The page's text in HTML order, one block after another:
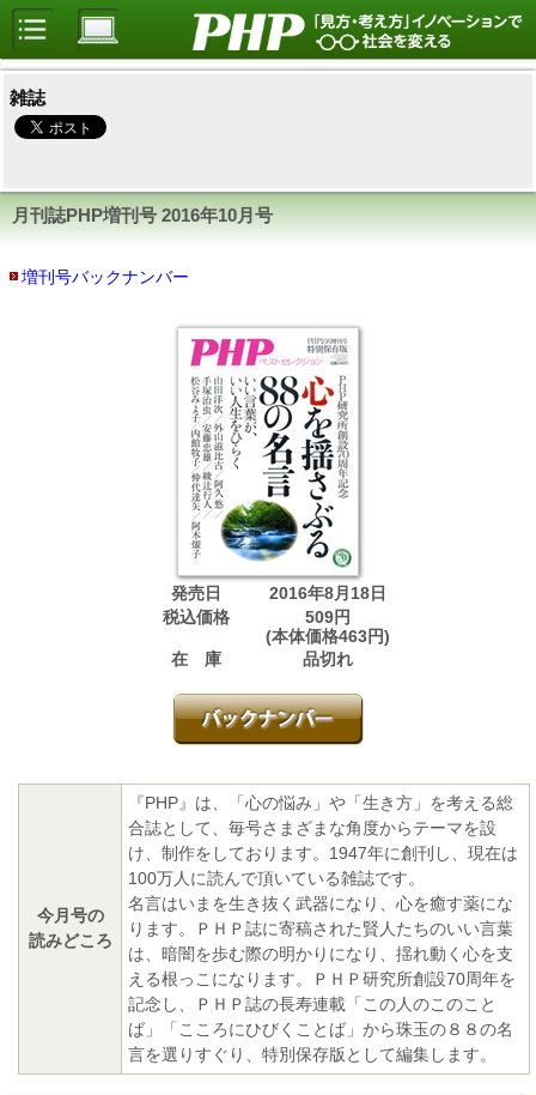
雑誌
月刊誌PHP増刊号 2016年10月号
増刊号バックナンバー
発売日
2016年8月18日
税込価格
509円
(本体価格463円)
在 庫
品切れ
今月号の
読みどころ
『PHP』は、「心の悩み」や「生き方」を考える総
合誌として、毎号さまざまな角度からテーマを設
け、制作をしております。1947年に創刊し、現在は
100万人に読んで頂いている雑誌です。
名言はいまを生き抜く武器になり、心を癒す薬にな
ります。ＰＨＰ誌に寄稿された賢人たちのいい言葉
は、暗闇を歩む際の明かりになり、揺れ動く心を支
える根っこになります。ＰＨＰ研究所創設70周年を
記念し、ＰＨＰ誌の長寿連載「この人のこのこと
ば」「こころにひびくことば」から珠玉の８８の名
言を選りすぐり、特別保存版として編集します。